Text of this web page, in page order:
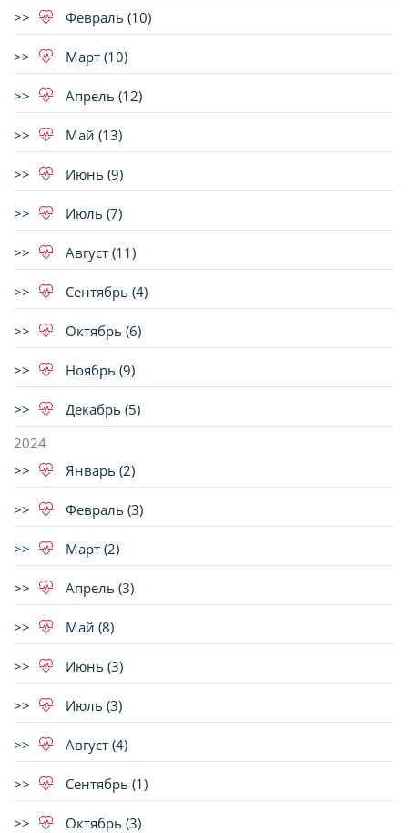
Февраль (10)
Март (10)
Апрель (12)
Май (13)
Июнь (9)
Июль (7)
Август (11)
Сентябрь (4)
Октябрь (6)
Ноябрь (9)
Декабрь (5)
2024
Январь (2)
Февраль (3)
Март (2)
Апрель (3)
Май (8)
Июнь (3)
Июль (3)
Август (4)
Сентябрь (1)
Октябрь (3)